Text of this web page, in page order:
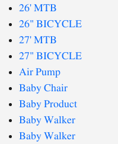
26' MTB
26" BICYCLE
27' MTB
27" BICYCLE
Air Pump
Baby Chair
Baby Product
Baby Walker
Baby Walker